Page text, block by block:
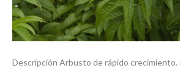
Descripción Arbusto de rápido crecimiento.